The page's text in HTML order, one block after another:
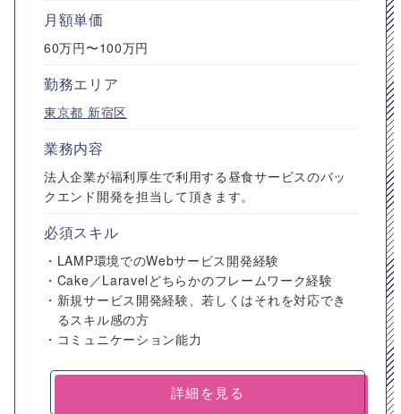
月額単価
60万円〜100万円
勤務エリア
東京都 新宿区
業務内容
法人企業が福利厚生で利用する昼食サービスのバッ
クエンド開発を担当して頂きます。
必須スキル
・LAMP環境でのWebサービス開発経験
・Cake／Laravelどちらかのフレームワーク経験
・新規サービス開発経験、若しくはそれを対応でき
るスキル感の方
・コミュニケーション能力
詳細を見る